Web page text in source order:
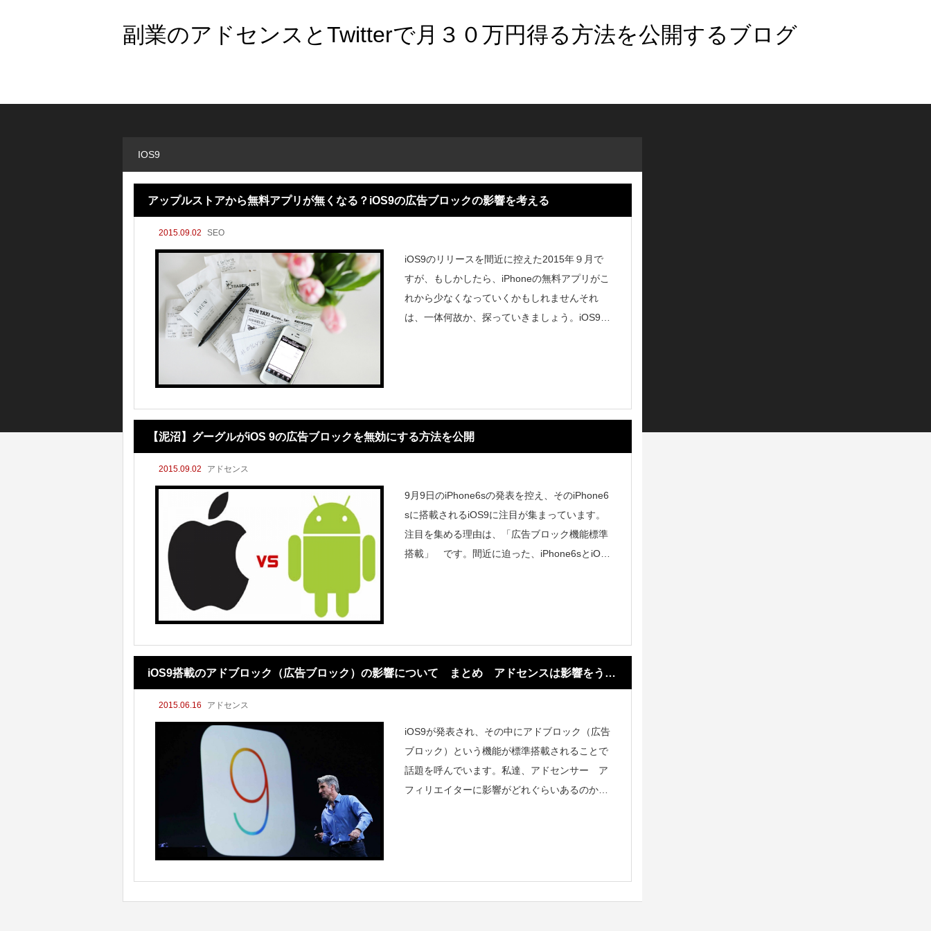
副業のアドセンスとTwitterで月３０万円得る方法を公開するブログ
IOS9
アップルストアから無料アプリが無くなる？iOS9の広告ブロックの影響を考える
2015.09.02 SEO
iOS9のリリースを間近に控えた2015年９月で
すが、もしかしたら、iPhoneの無料アプリがこ
れから少なくなっていくかもしれませんそれ
は、一体何故か、探っていきましょう。iOS9の
【泥沼】グーグルがiOS 9の広告ブロックを無効にする方法を公開
2015.09.02 アドセンス
9月9日のiPhone6sの発表を控え、そのiPhone6
sに搭載されるiOS9に注目が集まっています。
注目を集める理由は、「広告ブロック機能標準
搭載」 です。間近に迫った、iPhone6sとiOS
iOS9搭載のアドブロック（広告ブロック）の影響について まとめ アドセンスは影響をうけ
るのか？
2015.06.16 アドセンス
iOS9が発表され、その中にアドブロック（広告
ブロック）という機能が標準搭載されることで
話題を呼んでいます。私達、アドセンサー ア
フィリエイターに影響がどれぐらいあるのか、